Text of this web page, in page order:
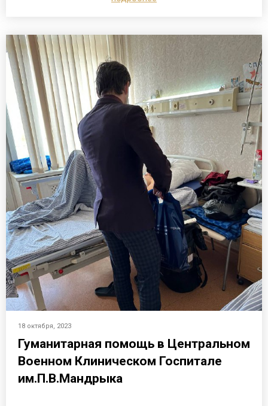
18 октября, 2023
Гуманитарная помощь в Центральном
Военном Клиническом Госпитале
им.П.В.Мандрыка